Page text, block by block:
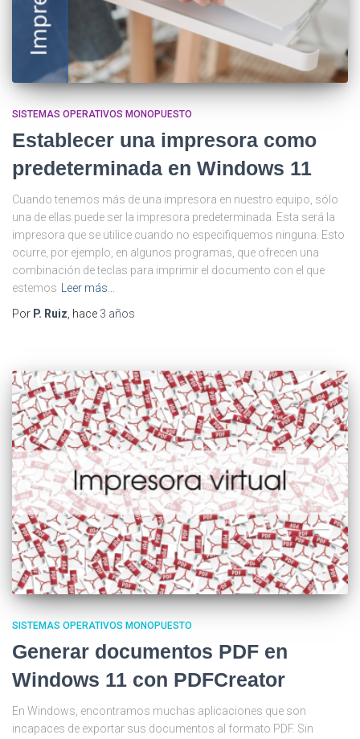
SISTEMAS OPERATIVOS MONOPUESTO
Establecer una impresora como
predeterminada en Windows 11
Cuando tenemos más de una impresora en nuestro equipo, sólo
una de ellas puede ser la impresora predeterminada. Esta será la
impresora que se utilice cuando no especifiquemos ninguna. Esto
ocurre, por ejemplo, en algunos programas, que ofrecen una
combinación de teclas para imprimir el documento con el que
estemos Leer más…
Por P. Ruiz , hace 3 años
SISTEMAS OPERATIVOS MONOPUESTO
Generar documentos PDF en
Windows 11 con PDFCreator
En Windows, encontramos muchas aplicaciones que son
incapaces de exportar sus documentos al formato PDF. Sin